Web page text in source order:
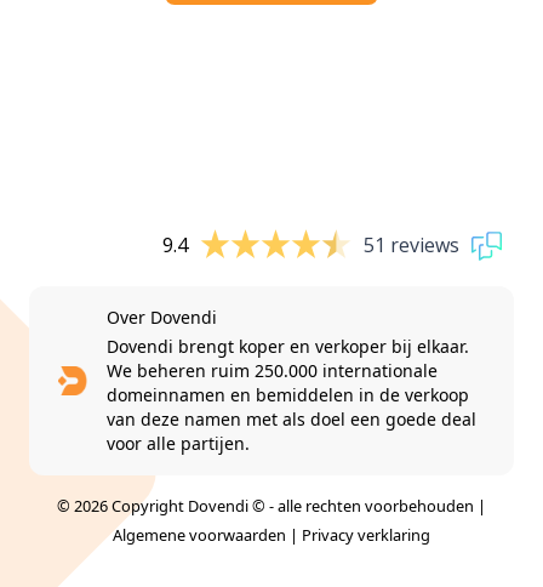
9.4 51 reviews
Over Dovendi
Dovendi brengt koper en verkoper bij elkaar.
We beheren ruim 250.000 internationale
domeinnamen en bemiddelen in de verkoop
van deze namen met als doel een goede deal
voor alle partijen.
© 2026 Copyright Dovendi © - alle rechten voorbehouden |
Algemene voorwaarden | Privacy verklaring